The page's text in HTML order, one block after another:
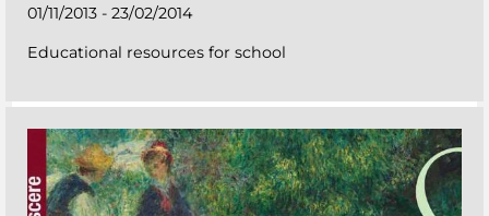
01/11/2013 - 23/02/2014
Educational resources for school